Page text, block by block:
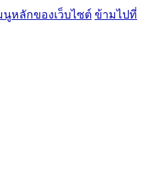
นูหลักของเว็บไซต์ ข้ามไปที่